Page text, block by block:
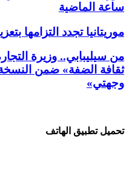
ساعة الماضية
موريتانيا تجدد التزامها
من سيليبابي.. وزيرة
ثقافة الضفة» ضمن
وجهتي»
تحميل تطبيق الهاتف